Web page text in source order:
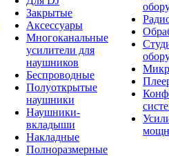
Закрытые
Аксессуары
Многоканальные
усилители для
наушников
Беспроводные
Полуоткрытые
наушники
Наушники-
вкладыши
Накладные
Полноразмерные